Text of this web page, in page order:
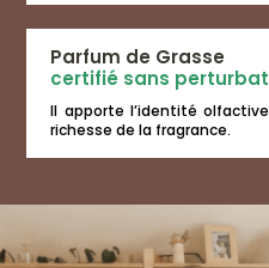
Parfum de Grasse
certifié sans
Il apporte l’identité
richesse de la fragrance.